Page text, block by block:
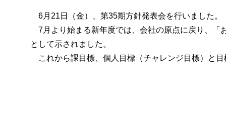
6月21日（金）、第35期方針発表会を行いました。
7月より始まる新年度では、会社の原点に戻り、「
として示されました。
これから課目標、個人目標（チャレンジ目標）と